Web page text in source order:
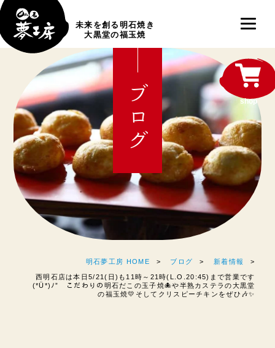
未来を創る明石焼き
大黒堂の福玉焼
ブログ
明石夢工房 HOME ブログ 新着情報
西明石店は本日5/21(日)も11時～21時(L.O.20:45)まで営業です
(*Ü*)ﾉ” こだわりの明石だこの玉子焼🐙や半熟カステラの大黒堂
の福玉焼💛そしてクリスピーチキンをぜひ🎶✨
shop